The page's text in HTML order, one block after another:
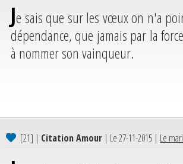
Je sais que sur les vœux on n'a
dépendance, que jamais par la
à nommer son vainqueur.
[21] | Citation Amour | Le 27-11-2015 | Le